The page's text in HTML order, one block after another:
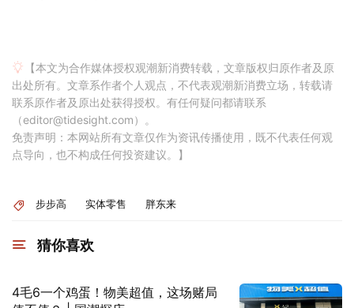
【本文为合作媒体授权观潮新消费转载，文章版权归原作者及原
出处所有。文章系作者个人观点，不代表观潮新消费立场，转载请
联系原作者及原出处获得授权。有任何疑问都请联系
（editor@tidesight.com）。
免责声明：本网站所有文章仅作为资讯传播使用，既不代表任何观
点导向，也不构成任何投资建议。】
步步高 实体零售 胖东来
猜你喜欢
4毛6一个鸡蛋！物美超值，这场赌局